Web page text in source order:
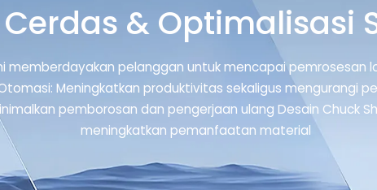
& Optimalisasi
memberdayakan pelanggan untuk mencapai pemrosesan
Meningkatkan produktivitas sekaligus mengurangi
pemborosan dan pengerjaan ulang Desain Chuck
meningkatkan pemanfaatan material